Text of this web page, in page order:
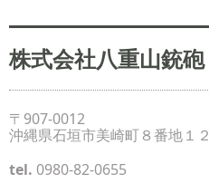
株式会社八重山銃砲
〒907-0012
沖縄県石垣市美崎町８番地１２
tel. 0980-82-0655